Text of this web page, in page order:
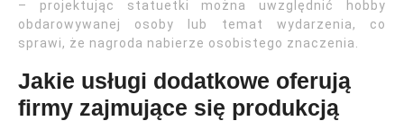
– projektując statuetki można uwzględnić hobby
obdarowywanej osoby lub temat wydarzenia, co
sprawi, że nagroda nabierze osobistego znaczenia.
Jakie usługi dodatkowe oferują
firmy zajmujące się produkcją